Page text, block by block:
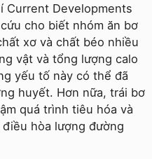
Current Developments
cho biết nhóm ăn bơ
xơ và chất béo nhiều
vật và tổng lượng calo
yếu tố này có thể đã
huyết. Hơn nữa, trái bơ
quá trình tiêu hóa và
hòa lượng đường